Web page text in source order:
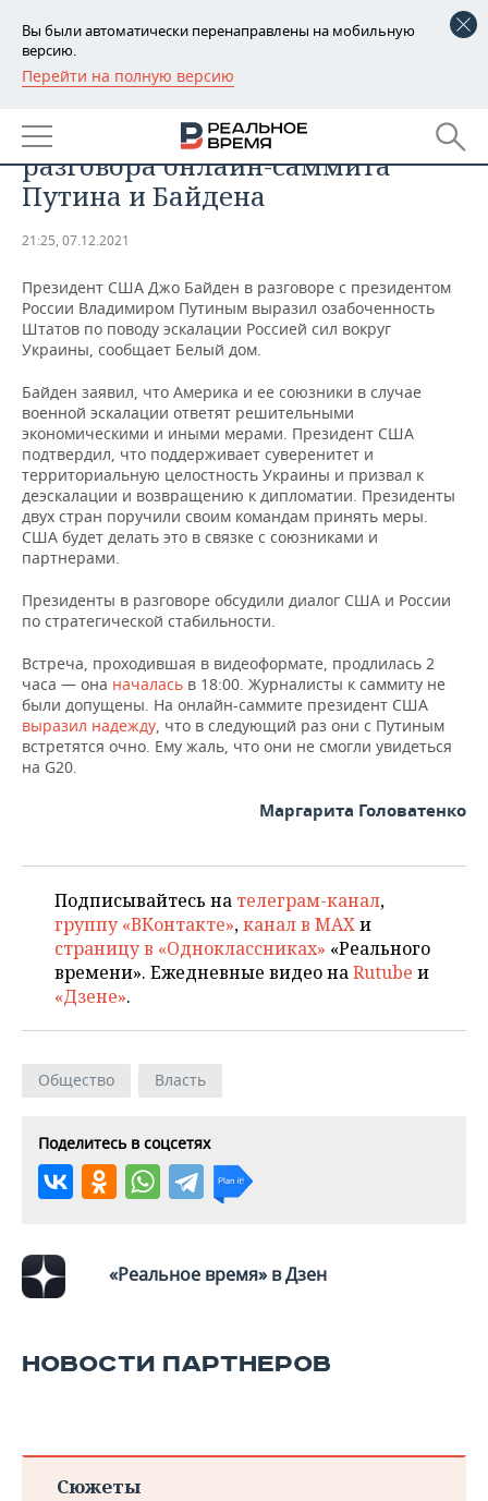
Вы были автоматически перенаправлены на мобильную
версию.
Перейти на полную версию
РЕГИОНЫ
БАШКОРТОСТАН
ТАТАРСТАН
НОВОСТИ
АНАЛИТИКА
ДЕКЛАРАЦИИ О ДОХОДАХ
КОРОЛИ ГОСЗАКАЗА ПФО
КОМУ ПРИНАДЛЕЖАТ
ТОРГОВЫЕ ЦЕНТРЫ
ТАТАРСТАНА
НОВОСТИ ЭКОНОМИКИ
ФИНАНСЫ
БЮДЖЕТ
ИНВЕСТИЦИИ
ПРОМЫШЛЕННОСТЬ
НОВОСТИ
ПРОМЫШЛЕННОСТИ
АГРОПРОМ
МАШИНОСТРОЕНИЕ
НЕФТЕХИМИЯ
НЕФТЬ
ОПК
НЕДВИЖИМОСТЬ
НОВОСТИ АВТО
БИЗНЕС
НОВОСТИ БИЗНЕСА
РОЗНИЧНАЯ ТОРГОВЛЯ
УСЛУГИ
ТЕХНОЛОГИИ
НОВОСТИ ТЕХНОЛОГИЙ
МЕДИА
ТЕЛЕКОММУНИКАЦИИ
МЕРОПРИЯТИЯ
ВЫЕЗДНАЯ РЕДАКЦИЯ
БИЗНЕС-БРАНЧИ
ONLINE-КОНФЕРЕНЦИИ
ОТКРЫТАЯ ЛЕКЦИЯ
НОВОСТИ СПОРТА
ФУТБОЛ
ХОККЕЙ
БАСКЕТБОЛ
ФИГУРНОЕ КАТАНИЕ
ВОДНЫЕ ВИДЫ СПОРТА
ХОККЕЙ С МЯЧОМ
ОБЩЕСТВО
НОВОСТИ ОБЩЕСТВА
ВЛАСТЬ
ИНФРАСТРУКТУРА
МЕДИЦИНА
ОБРАЗОВАНИЕ
ПРОИСШЕСТВИЯ
ФОТОГАЛЕРЕЯ
СЮЖЕТЫ
Стали известны подробности
разговора онлайн-саммита
Путина и Байдена
21:25, 07.12.2021
Президент США Джо Байден в разговоре с президентом
России Владимиром Путиным выразил озабоченность
Штатов по поводу эскалации Россией сил вокруг
Украины, сообщает Белый дом.
Байден заявил, что Америка и ее союзники в случае
военной эскалации ответят решительными
экономическими и иными мерами. Президент США
подтвердил, что поддерживает суверенитет и
территориальную целостность Украины и призвал к
деэскалации и возвращению к дипломатии. Президенты
двух стран поручили своим командам принять меры.
США будет делать это в связке с союзниками и
партнерами.
Президенты в разговоре обсудили диалог США и России
по стратегической стабильности.
Встреча, проходившая в видеоформате, продлилась 2
часа — она началась в 18:00. Журналисты к саммиту не
были допущены. На онлайн-саммите президент США
выразил надежду, что в следующий раз они с Путиным
встретятся очно. Ему жаль, что они не смогли увидеться
на G20.
Маргарита Головатенко
Подписывайтесь на телеграм-канал,
группу «ВКонтакте»,канал в MAXи
страницу в «Одноклассниках» «Реального
времени». Ежедневные видео наRutube и
«Дзене».
Общество Власть
Поделитесь в соцсетях
«Реальное время» в Дзен
НОВОСТИ ПАРТНЕРОВ
Сюжеты